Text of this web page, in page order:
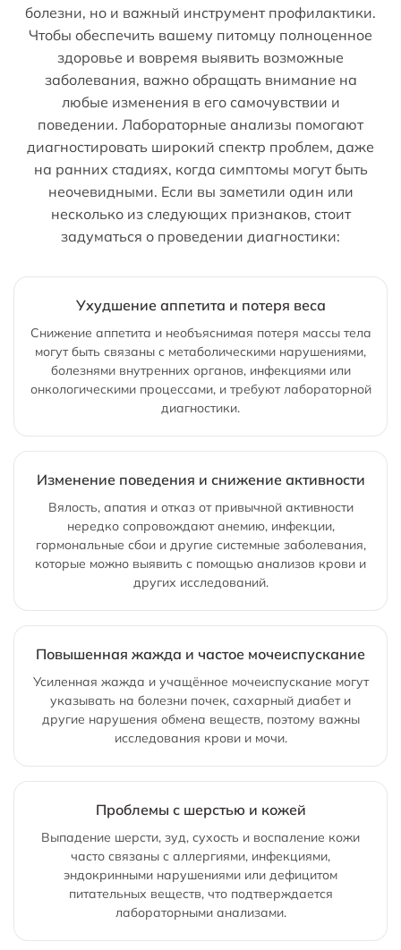
болезни, но и важный инструмент профилактики.
Чтобы обеспечить вашему питомцу полноценное
здоровье и вовремя выявить возможные
заболевания, важно обращать внимание на
любые изменения в его самочувствии и
поведении. Лабораторные анализы помогают
диагностировать широкий спектр проблем, даже
на ранних стадиях, когда симптомы могут быть
неочевидными. Если вы заметили один или
несколько из следующих признаков, стоит
задуматься о проведении диагностики:
Ухудшение аппетита и потеря веса
Снижение аппетита и необъяснимая потеря массы тела
могут быть связаны с метаболическими нарушениями,
болезнями внутренних органов, инфекциями или
онкологическими процессами, и требуют лабораторной
диагностики.
Изменение поведения и снижение активности
Вялость, апатия и отказ от привычной активности
нередко сопровождают анемию, инфекции,
гормональные сбои и другие системные заболевания,
которые можно выявить с помощью анализов крови и
других исследований.
Повышенная жажда и частое мочеиспускание
Усиленная жажда и учащённое мочеиспускание могут
указывать на болезни почек, сахарный диабет и
другие нарушения обмена веществ, поэтому важны
исследования крови и мочи.
Проблемы с шерстью и кожей
Выпадение шерсти, зуд, сухость и воспаление кожи
часто связаны с аллергиями, инфекциями,
эндокринными нарушениями или дефицитом
питательных веществ, что подтверждается
лабораторными анализами.